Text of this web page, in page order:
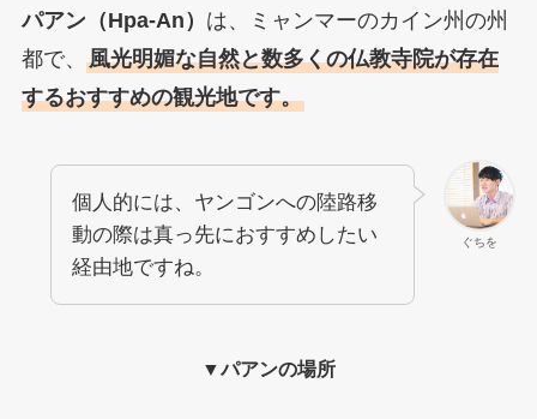
パアン（Hpa-An） は、ミャンマーのカイン州の州
都で、 風光明媚な自然と数多くの仏教寺院が存在
するおすすめの観光地です。
ぐちを
個人的には、ヤンゴンへの陸路移
動の際は真っ先におすすめしたい
経由地ですね。
▼パアンの場所